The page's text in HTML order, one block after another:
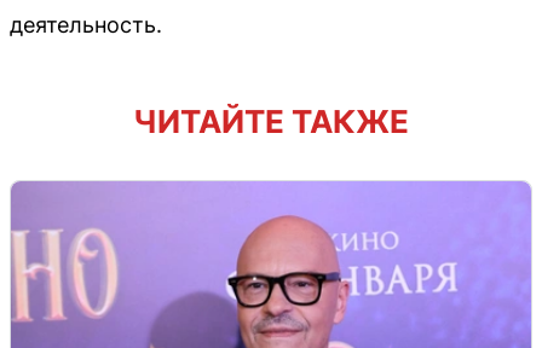
деятельность.
ЧИТАЙТЕ ТАКЖЕ